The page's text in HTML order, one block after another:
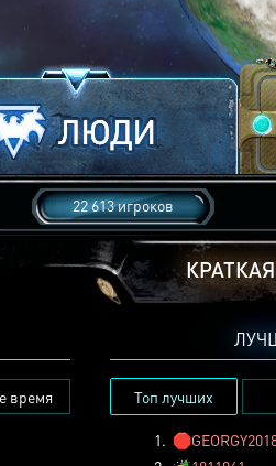
22 613 игроков
время Топ лучших
1. 🛑